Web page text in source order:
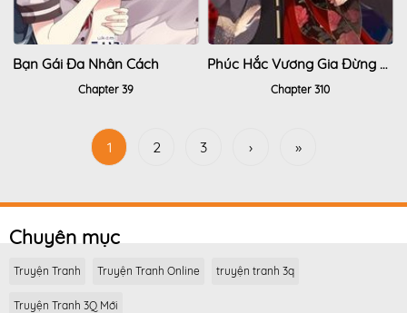
Bạn Gái Đa Nhân Cách
Chapter 39
Phúc Hắc Vương Gia Đừng Làm Loạn
Chapter 310
1 2 3 › »
Chuyên mục
Truyện Tranh Truyện Tranh Online truyện tranh 3q
Truyện Tranh 3Q Mới